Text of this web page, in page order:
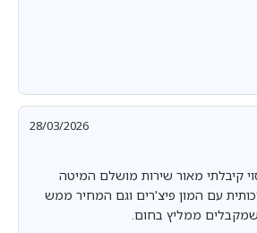
28/03/2026
קיבלתי מאור שירות מושלם המיטה
עם המון פיצ'רים וגם המחיר ממש
ממליץ בחום.